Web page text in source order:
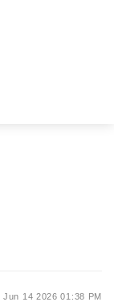
Jun 14 2026 01:38 PM